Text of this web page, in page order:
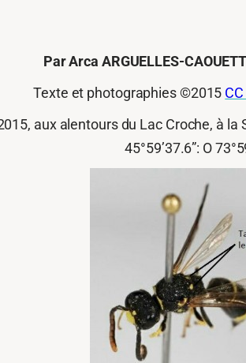
Par Arca ARGUELLES-
Texte et photographies ©2015
aux alentours du Lac Croche, à
45°59’37.6”: O